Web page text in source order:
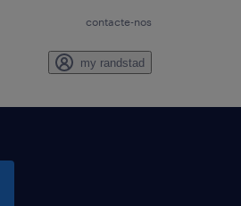
contacte-nos
my randstad